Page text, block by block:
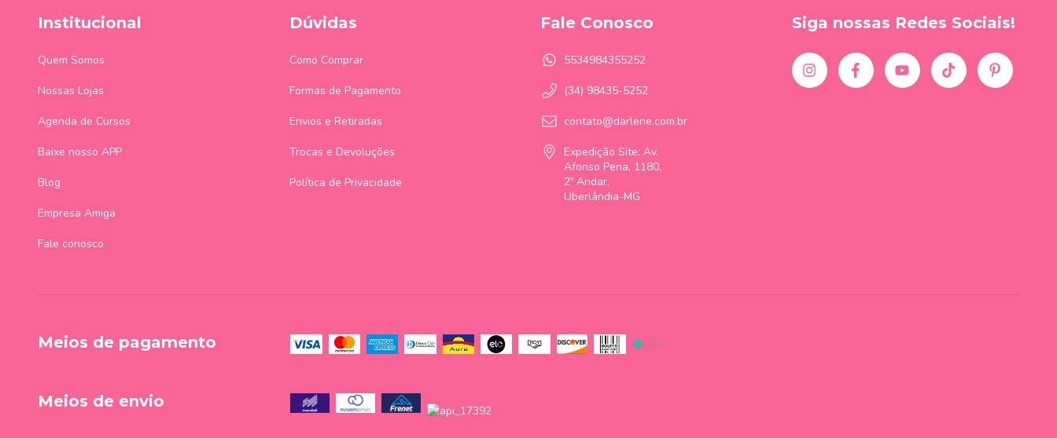
Institucional
Quem Somos
Nossas Lojas
Agenda de Cursos
Baixe nosso APP
Blog
Empresa Amiga
Fale conosco
Dúvidas
Como Comprar
Formas de Pagamento
Envios e Retiradas
Trocas e Devoluções
Política de Privacidade
Fale Conosco
5534984355252
(34) 98435-5252
contato@darlene.com.br
Expedição Site: Av.
Afonso Pena, 1180,
2º Andar,
Uberlândia-MG
Siga nossas Redes Sociais!
Meios de pagamento
Meios de envio